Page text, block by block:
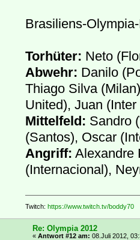
Brasiliens-
Torhüter: Neto
Abwehr: Danilo
Thiago Silva
United), Juan
Mittelfeld: Sandro
(Santos), Oscar
Angriff: Alexandre
(Internacional),
Twitch: https://www.twitch.tv/boddy70
Re: Olympia 2012
«Antwort #12 am: 08.Juli 2012,